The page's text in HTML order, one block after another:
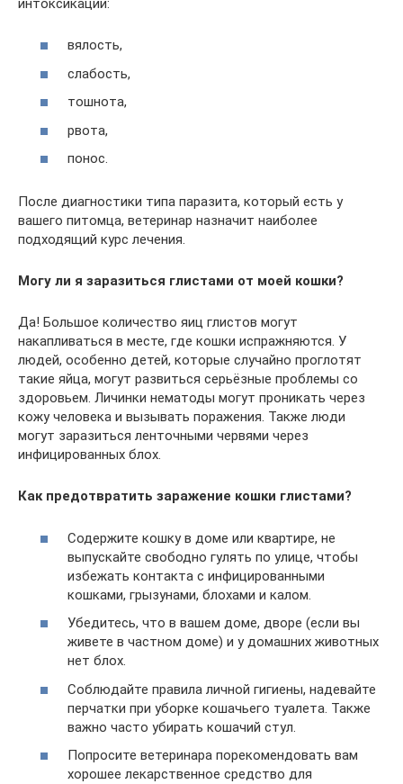
вялость,
слабость,
тошнота,
рвота,
понос.
После диагностики типа паразита, который есть у
вашего питомца, ветеринар назначит наиболее
подходящий курс лечения.
Могу ли я заразиться глистами от моей кошки?
Да! Большое количество яиц глистов могут
накапливаться в месте, где кошки испражняются. У
людей, особенно детей, которые случайно проглотят
такие яйца, могут развиться серьёзные проблемы со
здоровьем. Личинки нематоды могут проникать через
кожу человека и вызывать поражения. Также люди
могут заразиться ленточными червями через
инфицированных блох.
Как предотвратить заражение кошки глистами?
Содержите кошку в доме или квартире, не
выпускайте свободно гулять по улице, чтобы
избежать контакта с инфицированными
кошками, грызунами, блохами и калом.
Убедитесь, что в вашем доме, дворе (если вы
живете в частном доме) и у домашних животных
нет блох.
Соблюдайте правила личной гигиены, надевайте
перчатки при уборке кошачьего туалета. Также
важно часто убирать кошачий стул.
Попросите ветеринара порекомендовать вам
хорошее лекарственное средство для